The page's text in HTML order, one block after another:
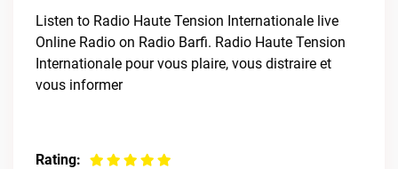
Listen to Radio Haute Tension Internationale live
Online Radio on Radio Barfi. Radio Haute Tension
Internationale pour vous plaire, vous distraire et
vous informer
Rating: